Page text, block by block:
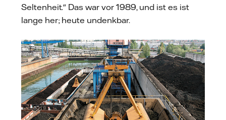
Seltenheit." Das war vor 1989, und ist es ist
lange her; heute undenkbar.